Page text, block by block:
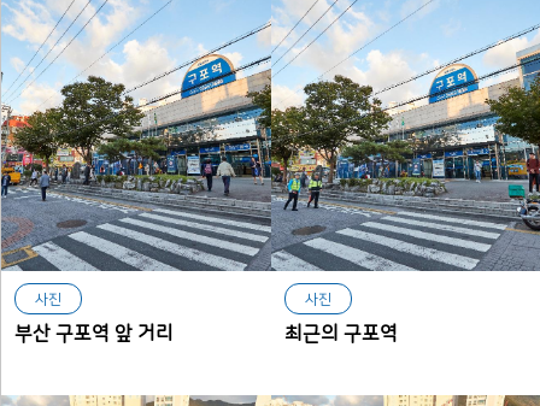
사진
부산 구포역 앞 거리
사진
최근의 구포역